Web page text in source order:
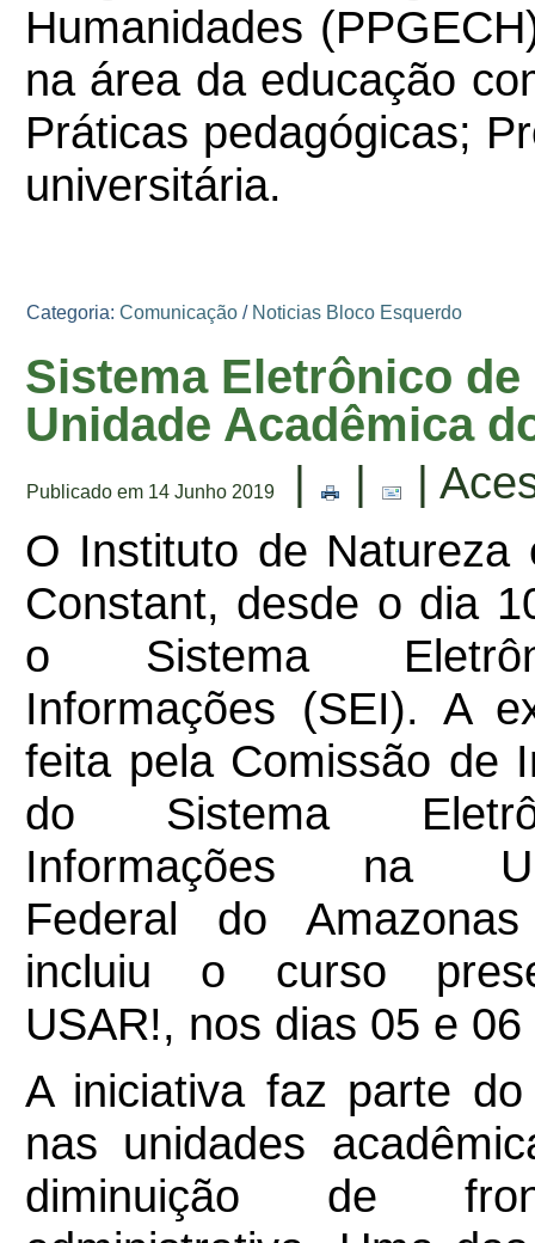
Humanidades
na área da educação
Práticas pedagógicas;
universitária.
Categoria: Comunicação / Noticias Bloco Esquerdo
Sistema Eletrônico
Unidade Acadêmica
Publicado em 14 Junho 2019 | |
|
O Instituto de Natureza
Constant, desde o dia
o Sistema
Informações (SEI). A
feita pela Comissão de
do Sistema
Informações na
Federal do
incluiu o curso
USAR!, nos dias 05 e
A iniciativa faz parte
nas unidades
diminuição de